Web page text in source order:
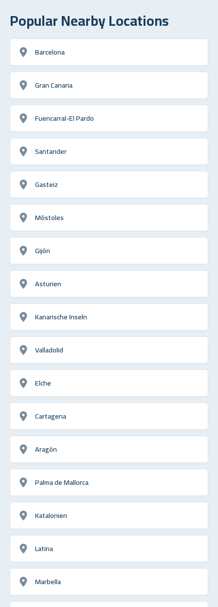
Popular Nearby Locations
Barcelona
Gran Canaria
Fuencarral-El Pardo
Santander
Gasteiz
Móstoles
Gijón
Asturien
Kanarische Inseln
Valladolid
Elche
Cartagena
Aragón
Palma de Mallorca
Katalonien
Latina
Marbella